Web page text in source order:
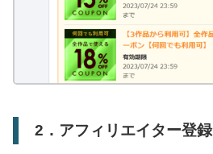
2．アフィリエイター登録